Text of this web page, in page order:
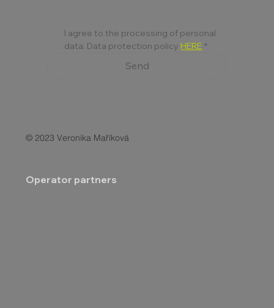
I agree to the processing of personal
data. Data protection policy HERE *
Send
© 2023 Veronika Maříková
Operator partners